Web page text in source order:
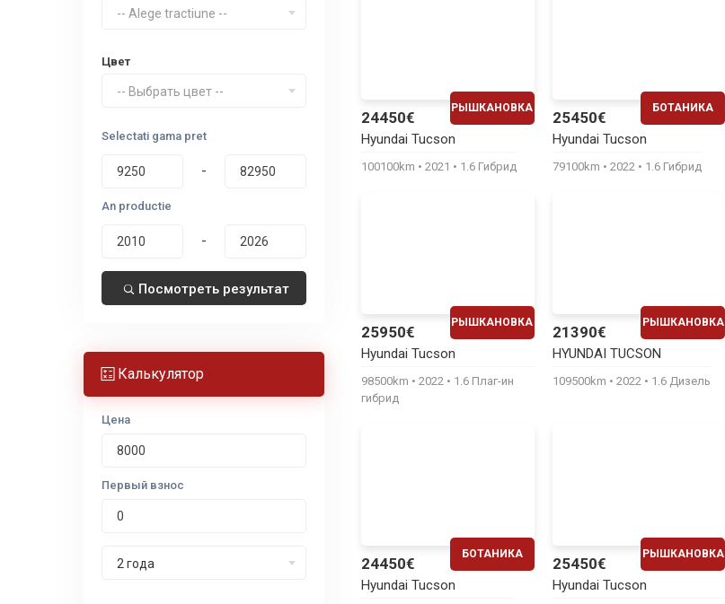
-- Alege tractiune --
Цвет
-- Выбрать цвет --
Selectati gama pret
-
An productie
-
Посмотреть результат
Калькулятор
Цена
Первый взнос
2 года
РЫШКАНОВКА
24450€
Hyundai Tucson
100100km 2021 1.6 Гибрид
БОТАНИКА
25450€
Hyundai Tucson
79100km 2022 1.6 Гибрид
РЫШКАНОВКА
25950€
Hyundai Tucson
98500km 2022
1.6 Плаг-ин
гибрид
РЫШКАНОВКА
ЕЖЕМЕСЯЧНО
21390€
HYUNDAI TUCSON
109500km 2022 1.6 Дизель
БОТАНИКА
24450€
Hyundai Tucson
РЫШКАНОВКА
25450€
Hyundai Tucson